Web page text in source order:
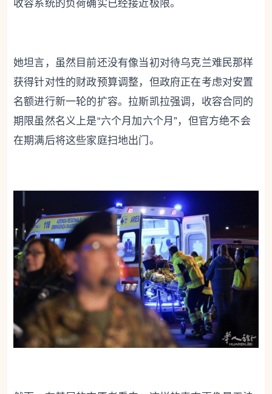
收容系统的负荷确实已经接近极限。
她坦言，虽然目前还没有像当初对待乌克兰难民那样
获得针对性的财政预算调整，但政府正在考虑对安置
名额进行新一轮的扩容。拉斯凯拉强调，收容合同的
期限虽然名义上是“六个月加六个月”，但官方绝不会
在期满后将这些家庭扫地出门。